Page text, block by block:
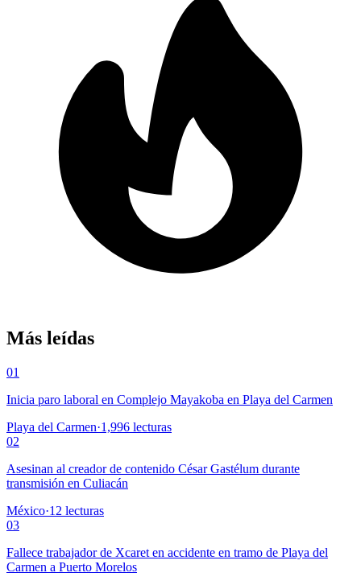
Más leídas
01
Inicia paro laboral en Complejo Mayakoba en Playa del Carmen
Playa del Carmen·1,996 lecturas
02
Asesinan al creador de contenido César Gastélum durante
transmisión en Culiacán
México·12 lecturas
03
Fallece trabajador de Xcaret en accidente en tramo de Playa del
Carmen a Puerto Morelos